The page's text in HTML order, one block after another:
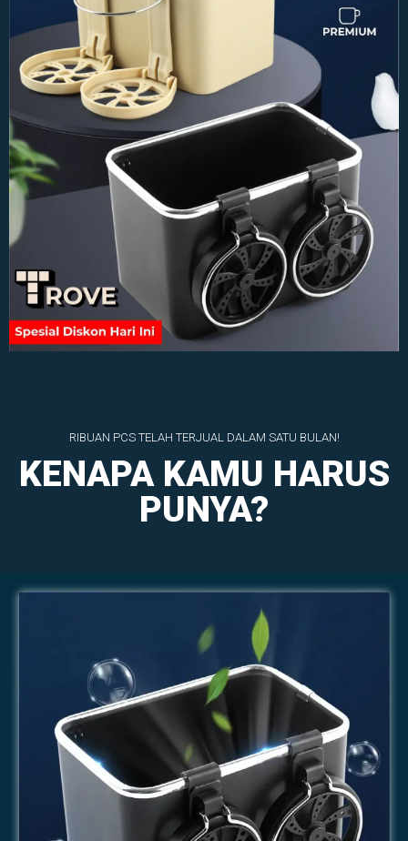
RIBUAN PCS TELAH TERJUAL DALAM SATU BULAN!
KENAPA KAMU HARUS
PUNYA?